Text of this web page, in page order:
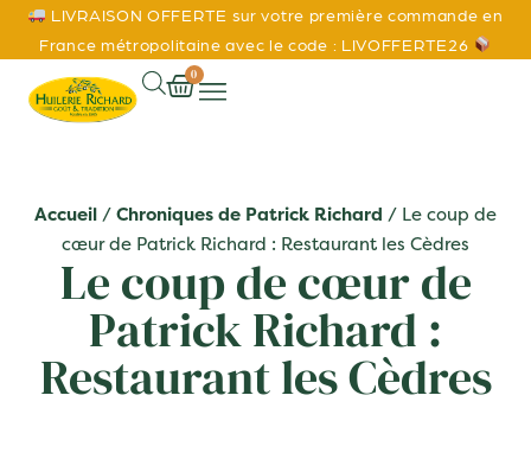
LIVRAISON OFFERTE sur votre première commande en
France métropolitaine avec le code : LIVOFFERTE26
0
Accueil /Chroniques de Patrick Richard / Le coup de
cœur de Patrick Richard : Restaurant les Cèdres
Le coup de cœur de
Patrick Richard :
Restaurant les Cèdres